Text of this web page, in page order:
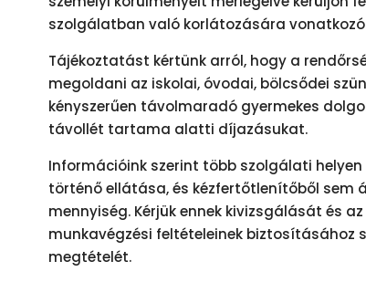
szolgálatban való korlátozására vonatkozó
Tájékoztatást kértünk arról, hogy a
megoldani az iskolai, óvodai, bölcsődei
kényszerűen távolmaradó gyermekes
távollét tartama alatti díjazásukat.
Információink szerint több szolgálati
történő ellátása, és kézfertőtlenítőből sem
mennyiség. Kérjük ennek kivizsgálását és
munkavégzési feltételeinek biztosításához
megtételét.